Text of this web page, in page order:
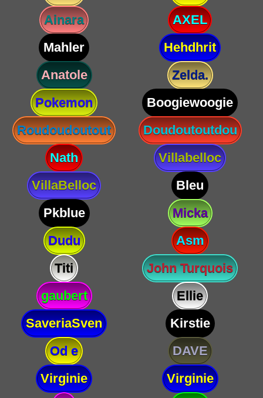
Ainara
AXEL
Mahler
Hehdhrit
Anatole
Zelda.
Pokemon
Boogiewoogie
Roudoudoutout
Doudoutoutdou
Nath
Villabelloc
VillaBelloc
Bleu
Pkblue
Micka
Dudu
Asm
Titi
John Turquois
gaubert
Ellie
SaveriaSven
Kirstie
Od e
DAVE
Virginie
Virginie